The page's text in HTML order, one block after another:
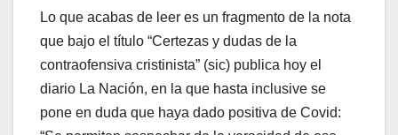
Lo que acabas de leer es un fragmento de la nota
que bajo el título “Certezas y dudas de la
contraofensiva cristinista” (sic) publica hoy el
diario La Nación, en la que hasta inclusive se
pone en duda que haya dado positiva de Covid: